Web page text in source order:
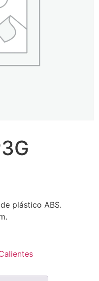
plástico ABS.